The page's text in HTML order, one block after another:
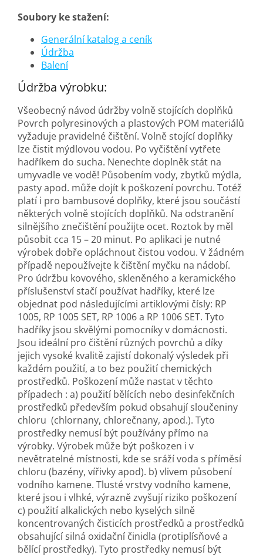
Soubory ke stažení:
Generální katalog a ceník
Údržba
Balení
Údržba výrobku:
Všeobecný návod údržby volně stojících doplňků
Povrch polyresinových a plastových POM materiálů
vyžaduje pravidelné čištění. Volně stojící doplňky
lze čistit mýdlovou vodou. Po vyčištění vytřete
hadříkem do sucha. Nenechte doplněk stát na
umyvadle ve vodě! Působením vody, zbytků mýdla,
pasty apod. může dojít k poškození povrchu. Totéž
platí i pro bambusové doplňky, které jsou součástí
některých volně stojících doplňků. Na odstranění
silnějšího znečištění použijte ocet. Roztok by měl
působit cca 15 – 20 minut. Po aplikaci je nutné
výrobek dobře opláchnout čistou vodou. V žádném
případě nepoužívejte k čištění myčku na nádobí.
Pro údržbu kovového, skleněného a keramického
příslušenství stačí používat hadříky, které lze
objednat pod následujícími artiklovými čísly: RP
1005, RP 1005 SET, RP 1006 a RP 1006 SET. Tyto
hadříky jsou skvělými pomocníky v domácnosti.
Jsou ideální pro čištění různých povrchů a díky
jejich vysoké kvalitě zajistí dokonalý výsledek při
každém použití, a to bez použití chemických
prostředků. Poškození může nastat v těchto
případech : a) použití bělících nebo desinfekčních
prostředků především pokud obsahují sloučeniny
chloru (chlornany, chlorečnany, apod.). Tyto
prostředky nemusí být používány přímo na
výrobky. Výrobek může být poškozen i v
nevětratelné místnosti, kde se sráží voda s příměsí
chloru (bazény, vířivky apod). b) vlivem působení
vodního kamene. Tlusté vrstvy vodního kamene,
které jsou i vlhké, výrazně zvyšují riziko poškození
c) použití alkalických nebo kyselých silně
koncentrovaných čisticích prostředků a prostředků
obsahující silná oxidační činidla (protiplísňové a
bělící prostředky). Tyto prostředky nemusí být